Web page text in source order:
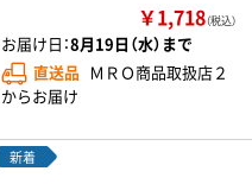
￥1,718（税込）
お届け日：8月19日（水）まで
直送品 ＭＲＯ商品取扱店２
からお届け
新着